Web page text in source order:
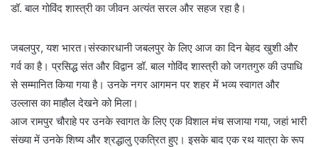
डॉ. बाल गोविंद शास्त्री का जीवन अत्यंत सरल और सहज रहा है।
जबलपुर, यश भारत।संस्कारधानी जबलपुर के लिए आज का दिन बेहद खुशी और
गर्व का है। प्रसिद्ध संत और विद्वान डॉ. बाल गोविंद शास्त्री को जगतगुरु की उपाधि
से सम्मानित किया गया है। उनके नगर आगमन पर शहर में भव्य स्वागत और
उल्लास का माहौल देखने को मिला।
आज रामपुर चौराहे पर उनके स्वागत के लिए एक विशाल मंच सजाया गया, जहां भारी
संख्या में उनके शिष्य और श्रद्धालु एकत्रित हुए। इसके बाद एक रथ यात्रा के रूप